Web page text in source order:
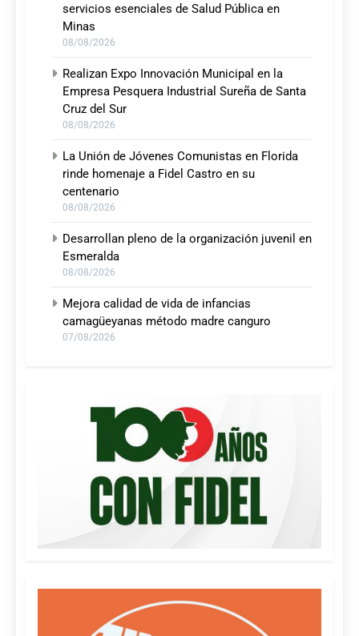
servicios esenciales de Salud Pública en
Minas
08/08/2026
Realizan Expo Innovación Municipal en la
Empresa Pesquera Industrial Sureña de Santa
Cruz del Sur
08/08/2026
La Unión de Jóvenes Comunistas en Florida
rinde homenaje a Fidel Castro en su
centenario
08/08/2026
Desarrollan pleno de la organización juvenil en
Esmeralda
08/08/2026
Mejora calidad de vida de infancias
camagüeyanas método madre canguro
07/08/2026